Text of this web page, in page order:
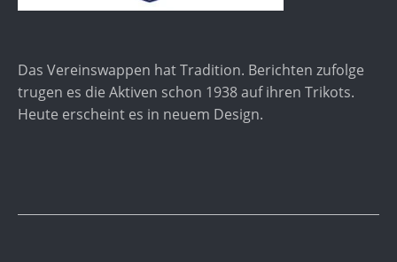
Das Vereinswappen hat Tradition. Berichten zufolge
trugen es die Aktiven schon 1938 auf ihren Trikots.
Heute erscheint es in neuem Design.